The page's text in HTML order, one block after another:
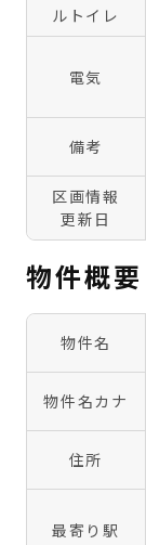
ルトイレ
電気
備考
区画情報
更新日
物件概要
物件名
物件名カナ
住所
最寄り駅